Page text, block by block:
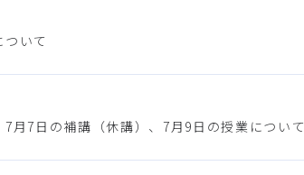
いて
7月7日の補講（休講）、7月9日の授業について